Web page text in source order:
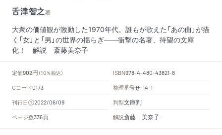
舌津智之著
大衆の価値観が激動した1970年代。誰もが歌えた「あの曲」が描
く「女」と「男」の世界の揺らぎ――衝撃の名著、待望の文庫
化！ 解説 斎藤美奈子
定価902円 （10％税込） ISBN978-4-480-43821-8
Cコード0173 整理番号せ-14-1
刊行日 2022/06/09 判型文庫判
ページ数336頁 解説斎藤 美奈子